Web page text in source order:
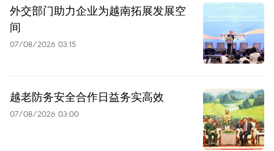
外交部门助力企业为越南拓展发展空
间
07/08/2026 03:15
越老防务安全合作日益务实高效
07/08/2026 03:00